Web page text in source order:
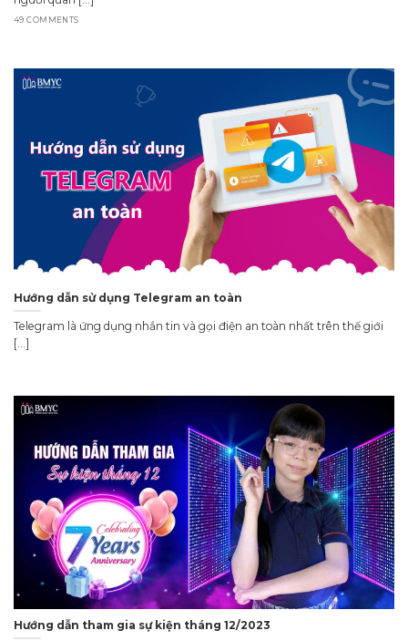
49 COMMENTS
Hướng dẫn sử dụng Telegram an toàn
Telegram là ứng dụng nhắn tin và gọi điện an toàn nhất trên thế giới
[...]
Hướng dẫn tham gia sự kiện tháng 12/2023